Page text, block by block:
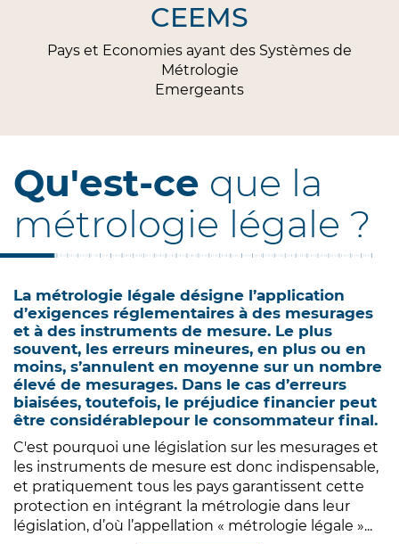
CEEMS
Pays et Economies ayant des Systèmes de
Métrologie
Emergeants
Qu'est-ce que la
métrologie légale ?
La métrologie légale désigne l’application
d’exigences réglementaires à des mesurages
et à des instruments de mesure. Le plus
souvent, les erreurs mineures, en plus ou en
moins, s’annulent en moyenne sur un nombre
élevé de mesurages. Dans le cas d’erreurs
biaisées, toutefois, le préjudice financier peut
être considérablepour le consommateur final.
C'est pourquoi une législation sur les mesurages et
les instruments de mesure est donc indispensable,
et pratiquement tous les pays garantissent cette
protection en intégrant la métrologie dans leur
législation, d’où l’appellation « métrologie légale »...